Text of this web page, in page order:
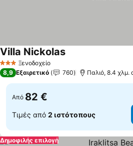
3 ΑστέριαΞενοδοχείο
Villa Nickolas
8,9 Εξαιρετικό 760 Παλιό, 8.4
Από 82 €
Τιμές από 2 ιστότοπους
Δημοφιλής επιλογή